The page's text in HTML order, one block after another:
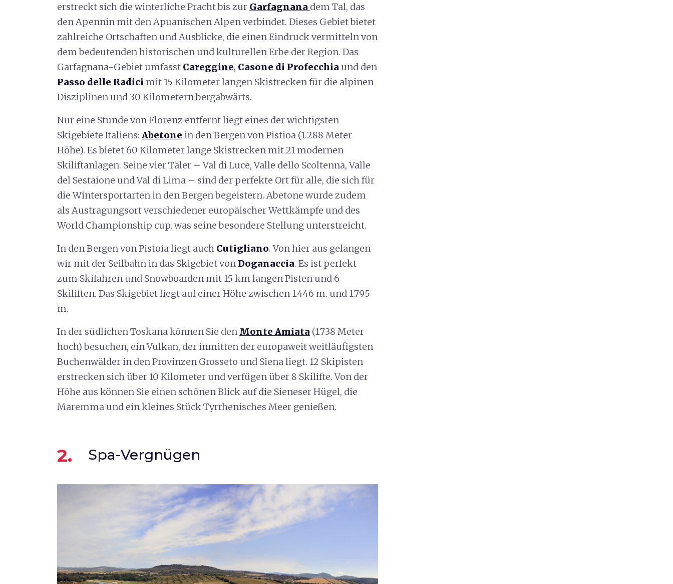
erstreckt sich die winterliche Pracht bis zur Garfagnana dem Tal, das
den Apennin mit den Apuanischen Alpen verbindet. Dieses Gebiet bietet
zahlreiche Ortschaften und Ausblicke, die einen Eindruck vermitteln von
dem bedeutenden historischen und kulturellen Erbe der Region. Das
Garfagnana-Gebiet umfasst Careggine, Casone di Profecchia und den
Passo delle Radici mit 15 Kilometer langen Skistrecken für die alpinen
Disziplinen und 30 Kilometern bergabwärts.
Nur eine Stunde von Florenz entfernt liegt eines der wichtigsten
Skigebiete Italiens: Abetone in den Bergen von Pistioa (1.288 Meter
Höhe). Es bietet 60 Kilometer lange Skistrecken mit 21 modernen
Skiliftanlagen. Seine vier Täler – Val di Luce, Valle dello Scoltenna, Valle
del Sestaione und Val di Lima – sind der perfekte Ort für alle, die sich für
die Wintersportarten in den Bergen begeistern. Abetone wurde zudem
als Austragungsort verschiedener europäischer Wettkämpfe und des
World Championship cup, was seine besondere Stellung unterstreicht.
In den Bergen von Pistoia liegt auch Cutigliano. Von hier aus gelangen
wir mit der Seilbahn in das Skigebiet vonDoganaccia. Es ist perfekt
zum Skifahren und Snowboarden mit 15 km langen Pisten und 6
Skiliften. Das Skigebiet liegt auf einer Höhe zwischen 1.446 m. und 1.795
m.
In der südlichen Toskana können Sie den Monte Amiata (1.738 Meter
hoch) besuchen, ein Vulkan, der inmitten der europaweit weitläufigsten
Buchenwälder in den Provinzen Grosseto und Siena liegt. 12 Skipisten
erstrecken sich über 10 Kilometer und verfügen über 8 Skilifte. Von der
Höhe aus können Sie einen schönen Blick auf die Sieneser Hügel, die
Maremma und ein kleines Stück Tyrrhenisches Meer genießen.
2. Spa-Vergnügen